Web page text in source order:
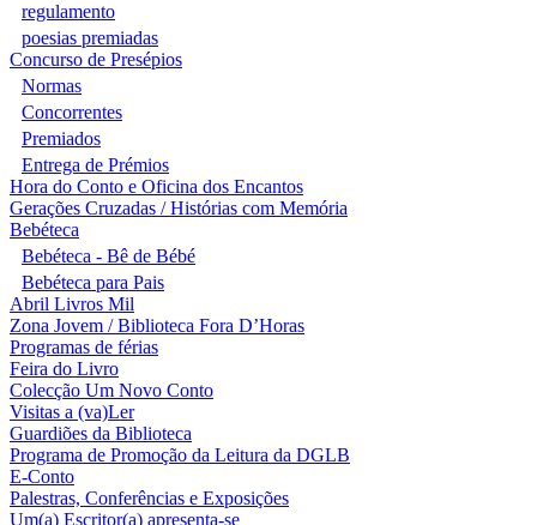
regulamento
poesias premiadas
Concurso de Presépios
Normas
Concorrentes
Premiados
Entrega de Prémios
Hora do Conto e Oficina dos Encantos
Gerações Cruzadas / Histórias com Memória
Bebéteca
Bebéteca - Bê de Bébé
Bebéteca para Pais
Abril Livros Mil
Zona Jovem / Biblioteca Fora D’Horas
Programas de férias
Feira do Livro
Colecção Um Novo Conto
Visitas a (va)Ler
Guardiões da Biblioteca
Programa de Promoção da Leitura da DGLB
E-Conto
Palestras, Conferências e Exposições
Um(a) Escritor(a) apresenta-se